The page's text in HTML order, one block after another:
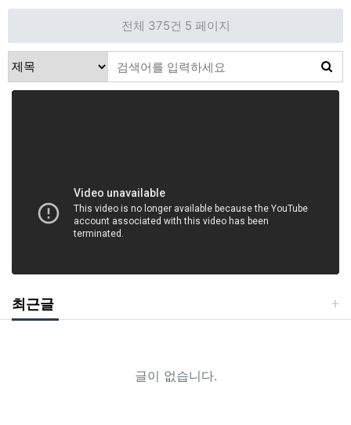
전체 375건 5 페이지
최근글
글이 없습니다.